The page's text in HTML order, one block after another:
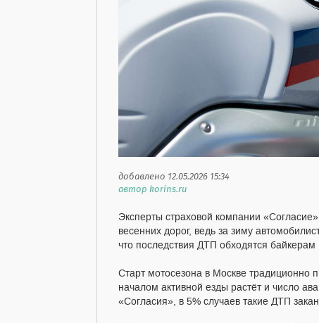
добавлено 12.05.2026 15:34
автор korins.ru
Эксперты страховой компании
весенних дорог, ведь за зиму
что последствия ДТП обходятся
Старт мотосезона в Москве
началом активной езды растёт и число
«Согласия», в 5% случаев такие ДТП